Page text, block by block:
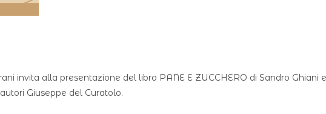
invita alla presentazione del libro PANE E ZUCCHERO di Sandro Ghiani e
Giuseppe del Curatolo.